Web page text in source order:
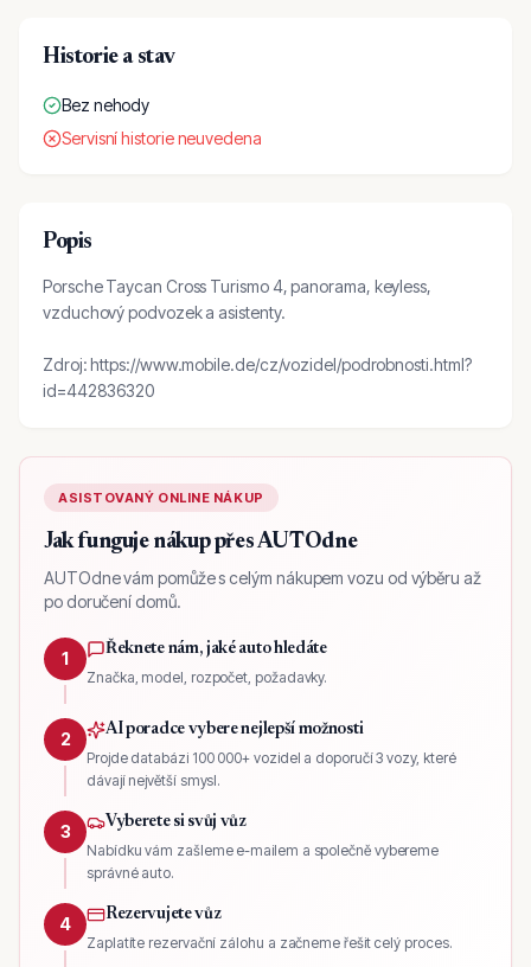
Historie a stav
Bez nehody
Servisní historie neuvedena
Popis
Porsche Taycan Cross Turismo 4, panorama, keyless,
vzduchový podvozek a asistenty.
Zdroj: https://www.mobile.de/cz/vozidel/podrobnosti.html?
id=442836320
ASISTOVANÝ ONLINE NÁKUP
Jak funguje nákup přes AUTOdne
AUTOdne vám pomůže s celým nákupem vozu od výběru až
po doručení domů.
1 Řeknete nám, jaké auto hledáte
Značka, model, rozpočet, požadavky.
2 AI poradce vybere nejlepší možnosti
Projde databázi 100 000+ vozidel a doporučí 3 vozy, které
dávají největší smysl.
3 Vyberete si svůj vůz
Nabídku vám zašleme e-mailem a společně vybereme
správné auto.
4 Rezervujete vůz
Zaplatíte rezervační zálohu a začneme řešit celý proces.